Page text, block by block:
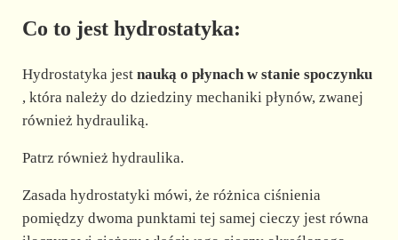
Co to jest hydrostatyka:
Hydrostatyka jest nauką o płynach w stanie spoczynku
, która należy do dziedziny mechaniki płynów, zwanej
również hydrauliką.
Patrz również hydraulika.
Zasada hydrostatyki mówi, że różnica ciśnienia
pomiędzy dwoma punktami tej samej cieczy jest równa